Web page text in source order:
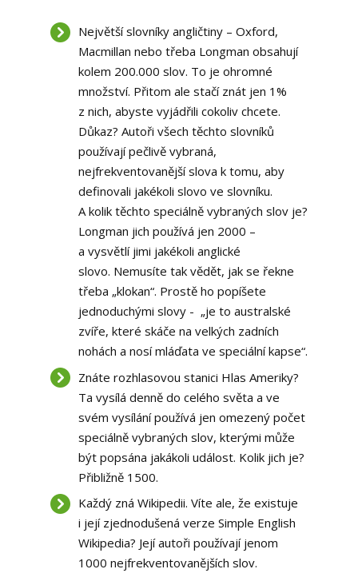
Největší slovníky angličtiny – Oxford,
Macmillan nebo třeba Longman obsahují
kolem 200.000 slov. To je ohromné
množství. Přitom ale stačí znát jen 1%
z nich, abyste vyjádřili cokoliv chcete.
Důkaz? Autoři všech těchto slovníků
používají pečlivě vybraná,
nejfrekventovanější slova k tomu, aby
definovali jakékoli slovo ve slovníku.
A kolik těchto speciálně vybraných slov je?
Longman jich používá jen 2000 –
a vysvětlí jimi jakékoli anglické
slovo. Nemusíte tak vědět, jak se řekne
třeba „klokan“. Prostě ho popíšete
jednoduchými slovy - „je to australské
zvíře, které skáče na velkých zadních
nohách a nosí mláďata ve speciální kapse“.
Znáte rozhlasovou stanici Hlas Ameriky?
Ta vysílá denně do celého světa a ve
svém vysílání používá jen omezený počet
speciálně vybraných slov, kterými může
být popsána jakákoli událost. Kolik jich je?
Přibližně 1500.
Každý zná Wikipedii. Víte ale, že existuje
i její zjednodušená verze Simple English
Wikipedia? Její autoři používají jenom
1000 nejfrekventovanějších slov.